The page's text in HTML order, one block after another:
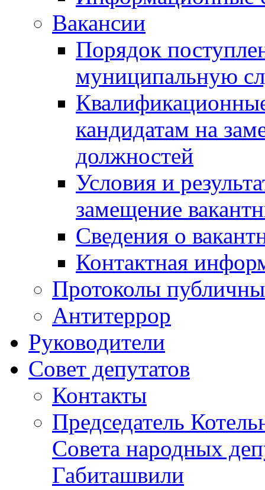
Вакансии
Порядок
муниципальную
кандидатам на
должностей
Условия и
замещение
Сведения о
Контактная
Протоколы
Антитеррор
Руководители
Совет депутатов
Контакты
Председатель
Совета народных
Габиташвили